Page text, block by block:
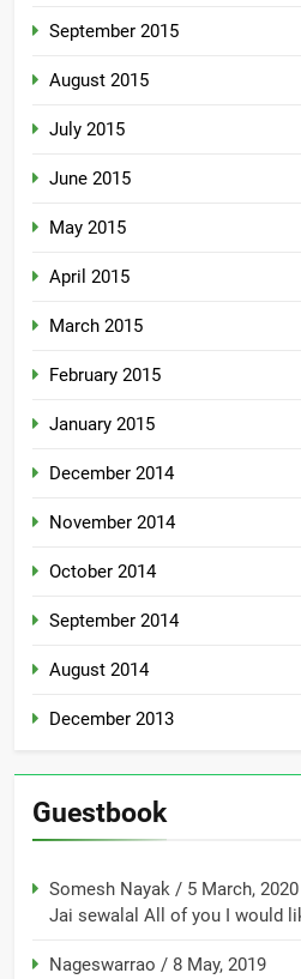
September 2015
August 2015
July 2015
June 2015
May 2015
April 2015
March 2015
February 2015
January 2015
December 2014
November 2014
October 2014
September 2014
August 2014
December 2013
Guestbook
Somesh Nayak / 5 March, 2020
Jai sewalal All of you I would
Nageswarrao / 8 May, 2019